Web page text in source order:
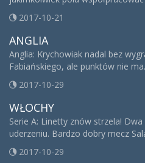
2017-10-21
ANGLIA
Anglia: Krychowiak nadal bez
Fabiańskiego, ale punktów nie
2017-10-29
WŁOCHY
Serie A: Linetty znów strzela!
uderzeniu. Bardzo dobry mecz
2017-10-29